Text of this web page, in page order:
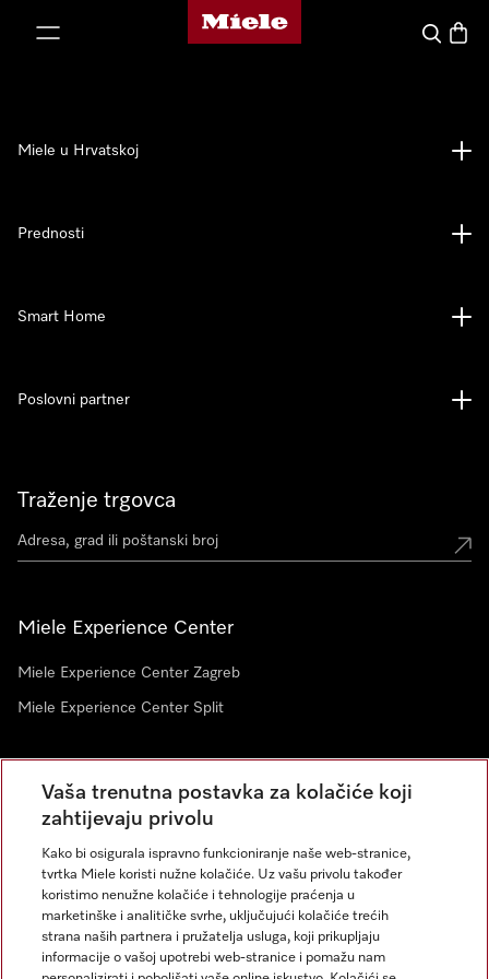
Miele početna stranica
Pretraga
Traženje trgovca
Miele Experience Center
Miele Experience Center Zagreb
Miele Experience Center Split
Newsletter
Miele u Hrvatskoj
Prednosti
Smart Home
Poslovni partner
Vaša trenutna postavka za kolačiće koji
zahtijevaju privolu
Kako bi osigurala ispravno funkcioniranje naše web-stranice,
tvrtka Miele koristi nužne kolačiće. Uz vašu privolu također
koristimo nenužne kolačiće i tehnologije praćenja u
marketinške i analitičke svrhe, uključujući kolačiće trećih
strana naših partnera i pružatelja usluga, koji prikupljaju
informacije o vašoj upotrebi web-stranice i pomažu nam